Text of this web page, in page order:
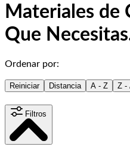
Materiales de
Que
Ordenar por:
Reiniciar Distancia A - Z Z -